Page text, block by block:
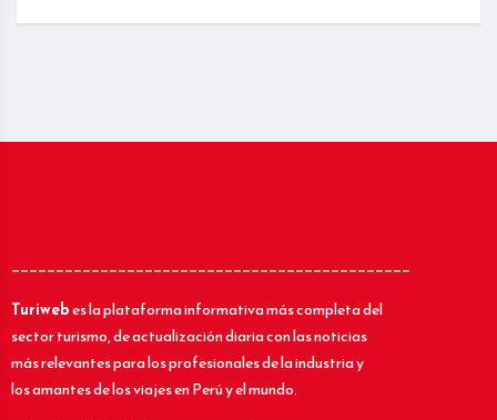
_____________________________________________
Turiwebes la plataforma informativa más completa del
sector turismo, de actualización diaria con las noticias
más relevantes para los profesionales de la industria y
los amantes de los viajes en Perú y el mundo.